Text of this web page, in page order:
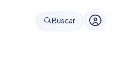
Buscar